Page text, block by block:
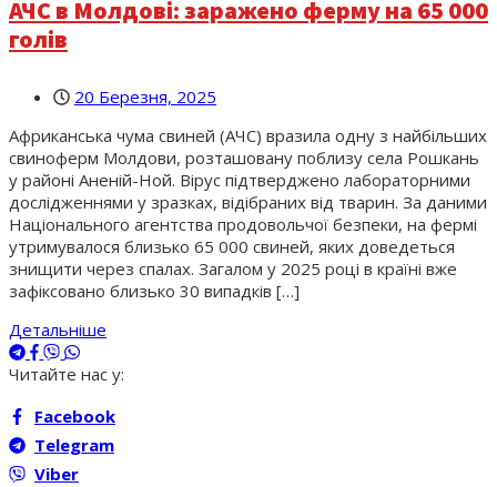
АЧС в Молдові: заражено ферму на 65 000
голів
20 Березня, 2025
Африканська чума свиней (АЧС) вразила одну з найбільших
свиноферм Молдови, розташовану поблизу села Рошкань
у районі Аненій-Ной. Вірус підтверджено лабораторними
дослідженнями у зразках, відібраних від тварин. За даними
Національного агентства продовольчої безпеки, на фермі
утримувалося близько 65 000 свиней, яких доведеться
знищити через спалах. Загалом у 2025 році в країні вже
зафіксовано близько 30 випадків […]
Детальніше
Читайте нас у:
Facebook
Telegram
Viber